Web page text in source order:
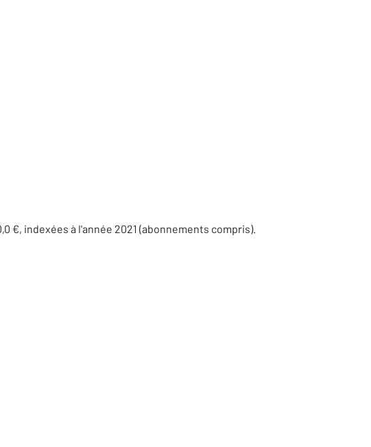
€, indexées à l'année 2021 (abonnements compris).